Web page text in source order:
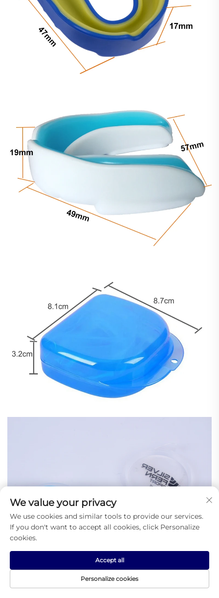
We value your privacy
We use cookies and similar tools to provide our services.
If you don't want to accept all cookies, click Personalize
cookies.
Personalize cookies
Accept all